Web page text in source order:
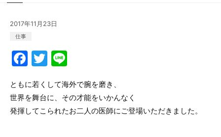
2017年11月23日
仕事
F
a
c
e
b
T
w
itt
er
e
ともに若くして海外で腕を磨き、
世界を舞台に、その才能をいかんなく
発揮してこられたお二人の医師にご登場いただきました。